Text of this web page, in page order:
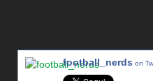
football_nerds on